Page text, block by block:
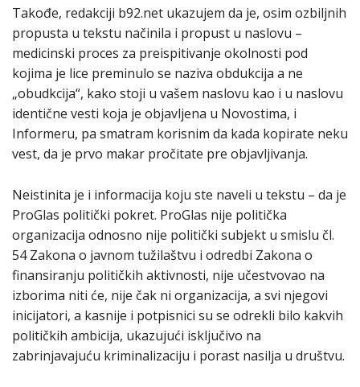
Takođe, redakciji b92.net ukazujem da je, osim ozbiljnih
propusta u tekstu načinila i propust u naslovu –
medicinski proces za preispitivanje okolnosti pod
kojima je lice preminulo se naziva obdukcija a ne
„obudkcija“, kako stoji u vašem naslovu kao i u naslovu
identične vesti koja je objavljena u Novostima, i
Informeru, pa smatram korisnim da kada kopirate neku
vest, da je prvo makar pročitate pre objavljivanja.
Neistinita je i informacija koju ste naveli u tekstu – da je
ProGlas politički pokret. ProGlas nije politička
organizacija odnosno nije politički subjekt u smislu čl.
54 Zakona o javnom tužilaštvu i odredbi Zakona o
finansiranju političkih aktivnosti, nije učestvovao na
izborima niti će, nije čak ni organizacija, a svi njegovi
inicijatori, a kasnije i potpisnici su se odrekli bilo kakvih
političkih ambicija, ukazujući isključivo na
zabrinjavajuću kriminalizaciju i porast nasilja u društvu.